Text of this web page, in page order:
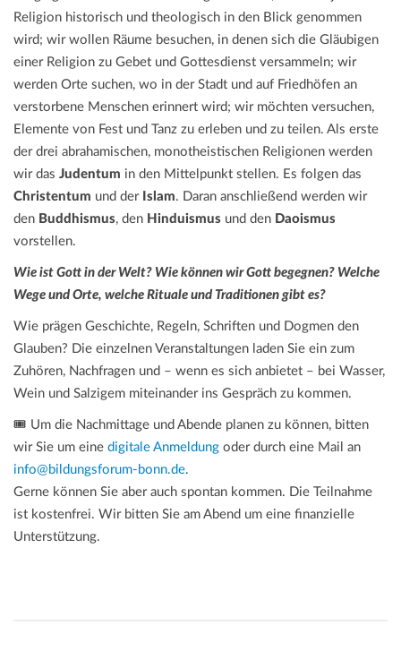
Religion historisch und theologisch in den Blick genommen
wird; wir wollen Räume besuchen, in denen sich die Gläubigen
einer Religion zu Gebet und Gottesdienst versammeln; wir
werden Orte suchen, wo in der Stadt und auf Friedhöfen an
verstorbene Menschen erinnert wird; wir möchten versuchen,
Elemente von Fest und Tanz zu erleben und zu teilen. Als erste
der drei abrahamischen, monotheistischen Religionen werden
wir das Judentum in den Mittelpunkt stellen. Es folgen das
Christentum und der Islam. Daran anschließend werden wir
den Buddhismus, den Hinduismus und den Daoismus
vorstellen.
Wie ist Gott in der Welt? Wie können wir Gott begegnen? Welche
Wege und Orte, welche Rituale und Traditionen gibt es?
Wie prägen Geschichte, Regeln, Schriften und Dogmen den
Glauben? Die einzelnen Veranstaltungen laden Sie ein zum
Zuhören, Nachfragen und – wenn es sich anbietet – bei Wasser,
Wein und Salzigem miteinander ins Gespräch zu kommen.
🎟️ Um die Nachmittage und Abende planen zu können, bitten
wir Sie um eine digitale Anmeldung oder durch eine Mail an
info@bildungsforum-bonn.de.
Gerne können Sie aber auch spontan kommen. Die Teilnahme
ist kostenfrei. Wir bitten Sie am Abend um eine finanzielle
Unterstützung.